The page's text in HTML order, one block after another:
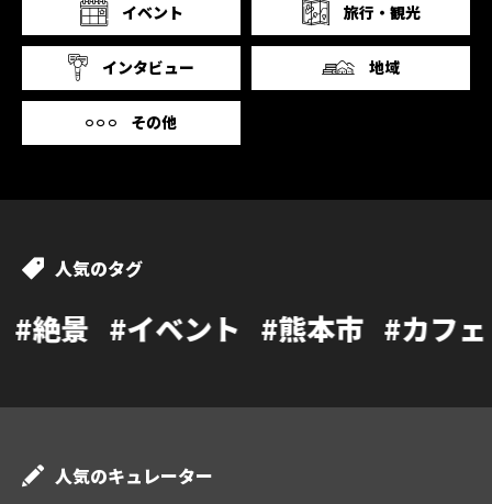
イベント 旅行・観光
インタビュー 地域
その他
人気のタグ
ト #熊本市 #カフェ #温泉 #ラン
人気のキュレーター